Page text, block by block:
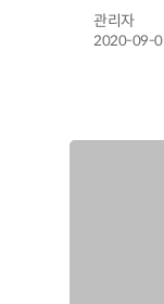
관리자
2020-09-